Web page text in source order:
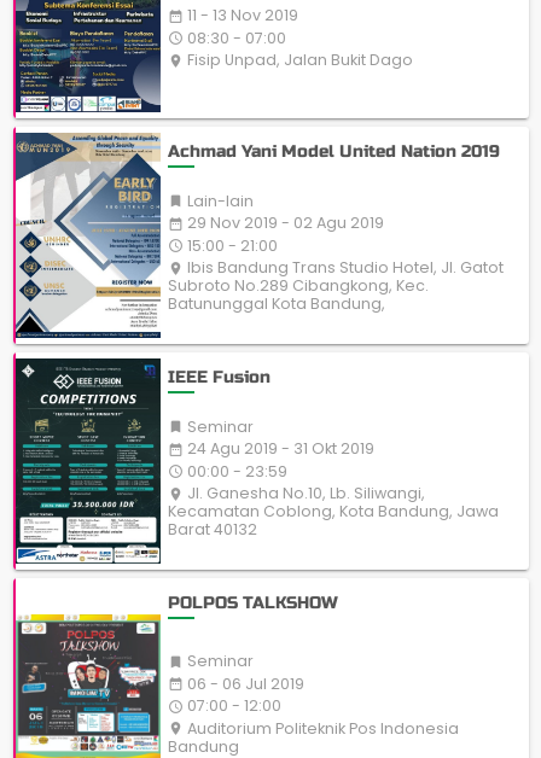
date_range 11 - 13 Nov 2019
access_time 08:30 - 07:00
place Fisip Unpad, Jalan Bukit Dago
Achmad Yani Model United Nation 2019
Lain-lain
date_range 29 Nov 2019 - 02 Agu 2019
access_time 15:00 - 21:00
place Ibis Bandung Trans Studio Hotel, Jl. Gatot
Subroto No.289 Cibangkong, Kec.
Batununggal Kota Bandung,
IEEE Fusion
Seminar
date_range 24 Agu 2019 - 31 Okt 2019
access_time 00:00 - 23:59
place Jl. Ganesha No.10, Lb. Siliwangi,
Kecamatan Coblong, Kota Bandung, Jawa
Barat 40132
POLPOS TALKSHOW
 Seminar
date_range 06 - 06 Jul 2019
access_time 07:00 - 12:00
place Auditorium Politeknik Pos Indonesia
Bandung